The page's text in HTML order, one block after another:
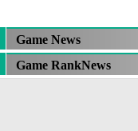
Game News
Game RankNews